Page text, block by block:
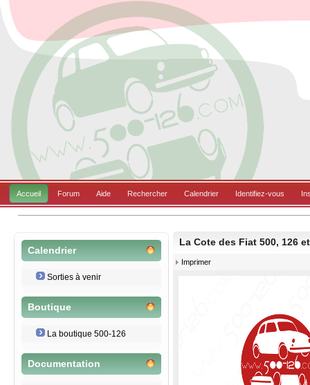
Accueil Forum Aide Rechercher Calendrier Identifiez-vous
Calendrier
Sorties à venir
Boutique
La boutique 500-126
Documentation
La Cote des Fiat 500, 126
Imprimer